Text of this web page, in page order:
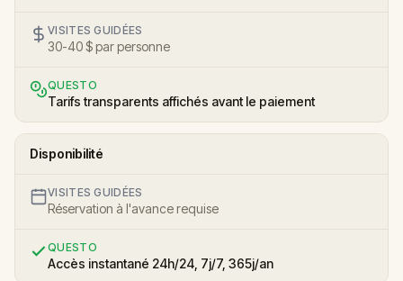
VISITES GUIDÉES
30-40 $ par personne
QUESTO
Tarifs transparents affichés avant le paiement
Disponibilité
VISITES GUIDÉES
Réservation à l'avance requise
QUESTO
Accès instantané 24h/24, 7j/7, 365j/an